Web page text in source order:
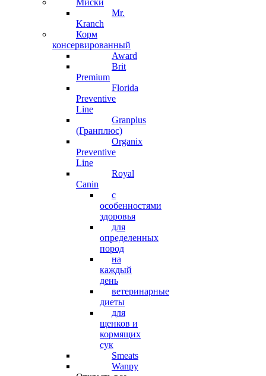
Миски
Mr.
Kranch
Корм
консервированный
Award
Brit
Premium
Florida
Preventive
Line
Granplus
(Гранплюс)
Organix
Preventive
Line
Royal
Canin
с
особенностями
здоровья
для
определенных
пород
на
каждый
день
ветеринарные
диеты
для
щенков и
кормящих
сук
Smeats
Wanpy